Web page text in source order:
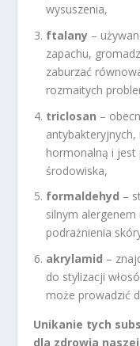
wysuszenia,
ftalany –
zapachu,
zaburzać
rozmaitych
triclosan –
antybakteryjnych,
hormonalną i jest
środowiska,
formaldehyd –
silnym
podrażnienia
akrylamid –
do stylizacji
może prowadzić
Unikanie tych
dla zdrowia